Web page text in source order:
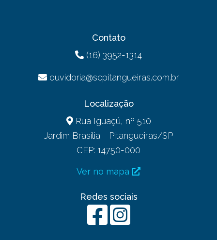
Contato
(16) 3952-1314
ouvidoria@scpitangueiras.com.br
Localização
Rua Iguaçú, nº 510
Jardim Brasília - Pitangueiras/SP
CEP: 14750-000
Ver no mapa
Redes sociais